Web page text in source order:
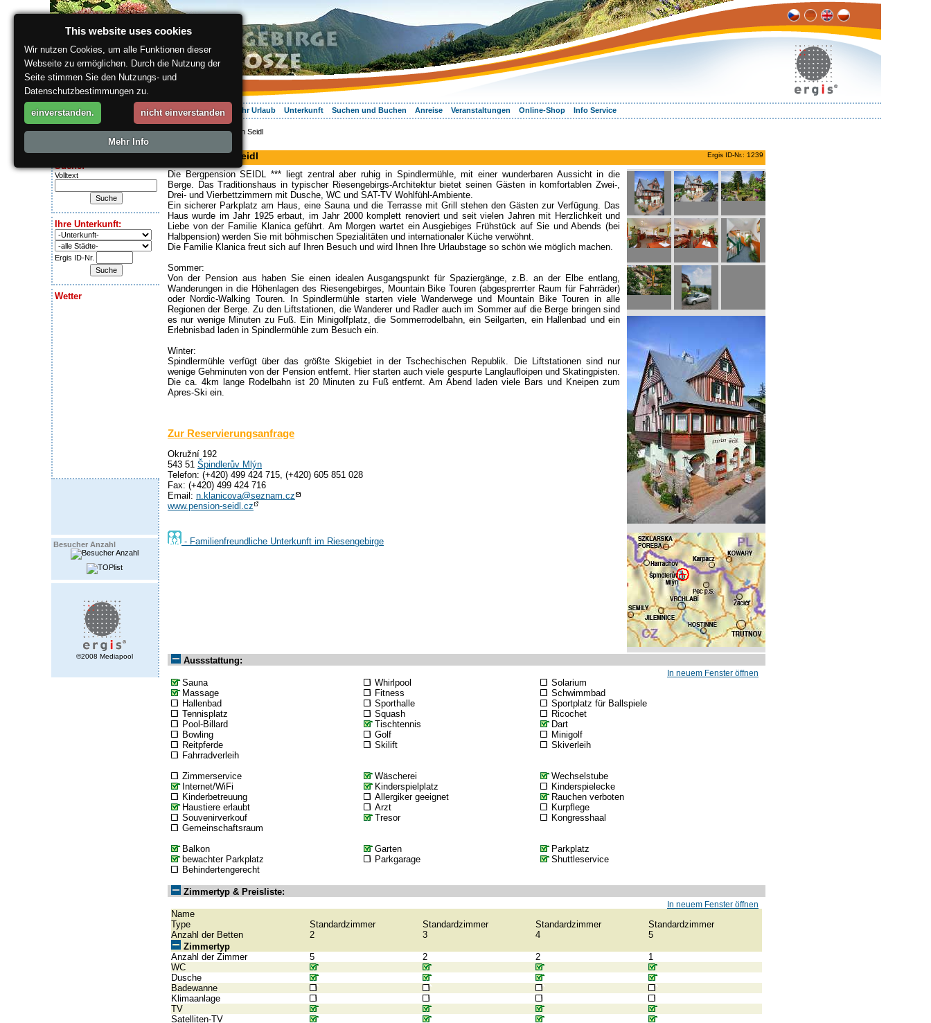
Über die Region Aktiv Erleben Entspannung Ihr Urlaub Unterkunft Suchen und Buchen Anreise Veranstaltungen Online-Shop Info Service
Friday 7.08.2026
Suche:
Volltext
Ihre Unterkunft:
Ergis ID-Nr.
Wetter
Besucher Anzahl
©2008 Mediapool
ergis.cz> Bergpension Seidl
Ergis ID-Nr.: 1239
Bergpension Seidl
Die Bergpension SEIDL *** liegt zentral aber ruhig in Spindlermühle, mit einer wunderbaren Aussicht in die
Berge. Das Traditionshaus in typischer Riesengebirgs-Architektur bietet seinen Gästen in komfortablen Zwei-,
Drei- und Vierbettzimmern mit Dusche, WC und SAT-TV Wohlfühl-Ambiente.
Ein sicherer Parkplatz am Haus, eine Sauna und die Terrasse mit Grill stehen den Gästen zur Verfügung. Das
Haus wurde im Jahr 1925 erbaut, im Jahr 2000 komplett renoviert und seit vielen Jahren mit Herzlichkeit und
Liebe von der Familie Klanica geführt. Am Morgen wartet ein Ausgiebiges Frühstück auf Sie und Abends (bei
Halbpension) werden Sie mit böhmischen Spezialitäten und internationaler Küche verwöhnt.
Die Familie Klanica freut sich auf Ihren Besuch und wird Ihnen Ihre Urlaubstage so schön wie möglich machen.
Sommer:
Von der Pension aus haben Sie einen idealen Ausgangspunkt für Spaziergänge, z.B. an der Elbe entlang,
Wanderungen in die Höhenlagen des Riesengebirges, Mountain Bike Touren (abgesprerrter Raum für Fahrräder)
oder Nordic-Walking Touren. In Spindlermühle starten viele Wanderwege und Mountain Bike Touren in alle
Regionen der Berge. Zu den Liftstationen, die Wanderer und Radler auch im Sommer auf die Berge bringen sind
es nur wenige Minuten zu Fuß. Ein Minigolfplatz, die Sommerrodelbahn, ein Seilgarten, ein Hallenbad und ein
Erlebnisbad laden in Spindlermühle zum Besuch ein.
Winter:
Spindlermühle verfügt über das größte Skigebiet in der Tschechischen Republik. Die Liftstationen sind nur
wenige Gehminuten von der Pension entfernt. Hier starten auch viele gespurte Langlaufloipen und Skatingpisten.
Die ca. 4km lange Rodelbahn ist 20 Minuten zu Fuß entfernt. Am Abend laden viele Bars und Kneipen zum
Apres-Ski ein.
Zur Reservierungsanfrage
Okružní 192
543 51 Špindlerův Mlýn
Telefon: (+420) 499 424 715, (+420) 605 851 028
Fax: (+420) 499 424 716
Email: n.klanicova@seznam.cz
www.pension-seidl.cz
- Familienfreundliche Unterkunft im Riesengebirge
Aussstattung:
In neuem Fenster öffnen
Sauna Whirlpool
Solarium
Massage
Fitness
Schwimmbad
Hallenbad
Sporthalle
Sportplatz für Ballspiele
Tennisplatz
Squash
Ricochet
Pool-Billard
Tischtennis
Dart
Bowling
Golf
Minigolf
Reitpferde
Skilift
Skiverleih
Fahrradverleih
Zimmerservice
Wäscherei
Wechselstube
Internet/WiFi
Kinderspielplatz
Kinderspielecke
Kinderbetreuung
Allergiker geeignet
Rauchen verboten
Haustiere erlaubt
Arzt
Kurpflege
Souvenirverkouf
Tresor
Kongresshaal
Gemeinschaftsraum
Balkon
Garten
Parkplatz
bewachter Parkplatz
Parkgarage
Shuttleservice
Behindertengerecht
Zimmertyp & Preisliste:
In neuem Fenster öffnen
Name
Type
Standardzimmer Standardzimmer Standardzimmer
Standardzimmer
Anzahl der Betten
2 3 4
5
Zimmertyp
Anzahl der Zimmer
5 2 2
1
WC
Dusche
Badewanne
Klimaanlage
TV
Satelliten-TV
This website uses cookies
Wir nutzen Cookies, um alle Funktionen dieser
Webseite zu ermöglichen. Durch die Nutzung der
Seite stimmen Sie den Nutzungs- und
Datenschutzbestimmungen zu.
einverstanden. nicht einverstanden
Mehr Info